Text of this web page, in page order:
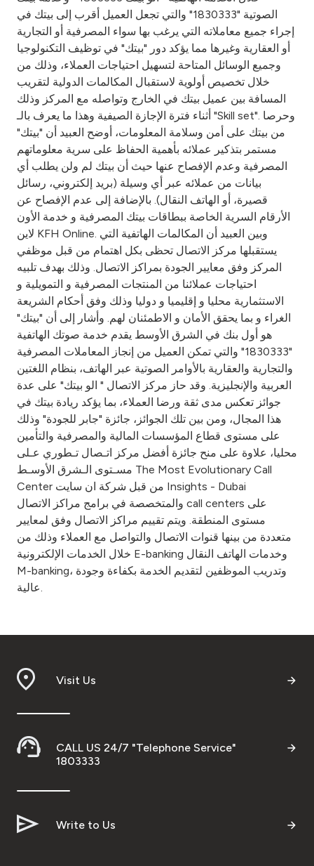
After Sales Services
Contact us
Branch & ATM locator
Germany
Malaysia
Turkey
Egypt
UK
Kingdom of Bahrain
الصوتية "1830333" والتي تجعل العميل أقرب إلى بيتك في
إجراء جميع معاملاته التي يرغب بها سواء المصرفية أو التجارية
أو العقارية وغيرها مما يؤكد دور "بيتك" في توظيف التكنولوجيا
وجميع الوسائل المتاحة لتسهيل احتياجات العملاء، وذلك من
خلال تخصيص أولوية لاستقبال المكالمات الدولية لتقريب
المسافة بين عميل بيتك في الخارج وتواصله مع المركز وذلك
أثناء فترة الإجازة الصيفية وهذا ما يعرف بالـ "Skill set". وحرصا
من بيتك على أمن وسلامة المعلومات، أوضح العبيد أن "بيتك"
مستمر بتذكير عملائه بأهمية الحفاظ على سرية معلوماتهم
المصرفية وعدم الإفصاح عنها حيث أن بيتك لم ولن يطلب أي
بيانات من عملائه عبر أي وسيلة (بريد إلكتروني، رسائل
قصيرة، أو الهاتف النقال). بالإضافة إلى عدم الإفصاح عن
الأرقام السرية الخاصة ببطاقات بيتك المصرفية و خدمة الأون
لاين KFH Online. وبين العبيد أن المكالمات الهاتفية التي
يستقبلها مركز الاتصال تحظى بكل اهتمام من قبل موظفي
المركز وفق معايير الجودة بمراكز الاتصال. وذلك بهدف تلبيه
احتياجات عملائنا من المنتجات المصرفية و التمويلية و
الاستثمارية محليا و إقليميا و دوليا وذلك وفق أحكام الشريعة
الغراء و بما يحقق الأمان و الاطمئنان لهم. وأشار إلى أن "بيتك"
هو أول بنك في الشرق الأوسط يقدم خدمة صوتك الهاتفية
"1830333" والتي تمكن العميل من إنجاز المعاملات المصرفية
والتجارية والعقارية بالأوامر الصوتية عبر الهاتف، بنظام اللغتين
العربية والإنجليزية. وقد حاز مركز الاتصال " الو بيتك" على عدة
جوائز تعكس مدى ثقة ورضا العملاء، بما يؤكد ريادة بيتك في
هذا المجال، ومن بين تلك الجوائز، جائزة "جابر للجودة" وذلك
على مستوى قطاع المؤسسات المالية والمصرفية والتأمين
محليا، علاوة على منح جائزة أفضل مركز اتـصال تـطوري عـلى
مسـتوى الـشرق الأوسـط The Most Evolutionary Call
Center من قبل شركة ان سايت Insights - Dubai
والمتخصصة في برامج مراكز الاتصال call centers على
مستوى المنطقة. ويتم تقييم مراكز الاتصال وفق لمعايير
متعددة من بينها قنوات الاتصال والتواصل مع العملاء وذلك من
خلال الخدمات الإلكترونية E-banking وخدمات الهاتف النقال
M-banking، وتدريب الموظفين لتقديم الخدمة بكفاءة وجودة
عالية.
Visit Us
CALL US 24/7 "Telephone Service"
1803333
Write to Us